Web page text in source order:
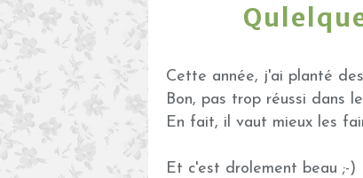
Cette année, j'ai planté
Bon, pas trop réussi dans
En fait, il vaut mieux les
Et c'est drolement beau ;-)